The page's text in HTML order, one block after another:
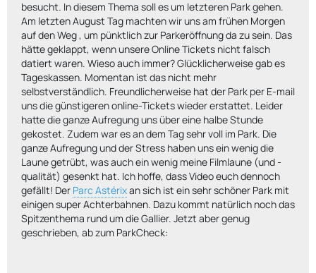
besucht. In diesem Thema soll es um letzteren Park gehen.
Am letzten August Tag machten wir uns am frühen Morgen
auf den Weg , um pünktlich zur Parkeröffnung da zu sein. Das
hätte geklappt, wenn unsere Online Tickets nicht falsch
datiert waren. Wieso auch immer? Glücklicherweise gab es
Tageskassen. Momentan ist das nicht mehr
selbstverständlich. Freundlicherweise hat der Park per E-mail
uns die günstigeren online-Tickets wieder erstattet. Leider
hatte die ganze Aufregung uns über eine halbe Stunde
gekostet. Zudem war es an dem Tag sehr voll im Park. Die
ganze Aufregung und der Stress haben uns ein wenig die
Laune getrübt, was auch ein wenig meine Filmlaune (und -
qualität) gesenkt hat. Ich hoffe, dass Video euch dennoch
gefällt! Der Parc Astérixan sich ist ein sehr schöner Park mit
einigen super Achterbahnen. Dazu kommt natürlich noch das
Spitzenthema rund um die Gallier. Jetzt aber genug
geschrieben, ab zum ParkCheck: